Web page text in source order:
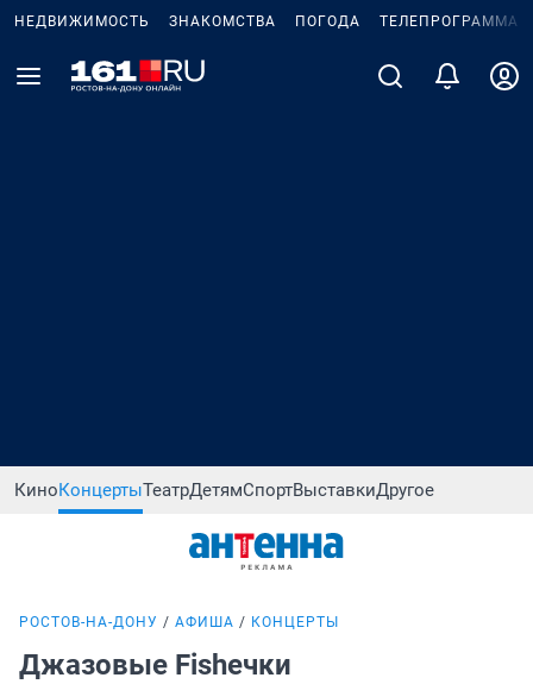
НЕДВИЖИМОСТЬ ЗНАКОМСТВА ПОГОДА ТЕЛЕПРОГРАММА
КиноКонцертыТеатрДетямСпортВыставкиДругое
РОСТОВ-НА-ДОНУ АФИША КОНЦЕРТЫ
Джазовые Fisheчки